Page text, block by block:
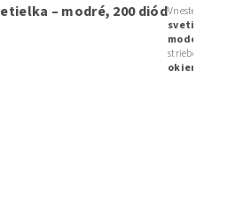
– modré, 200 diódVneste do
svetielka s 8
modernú
strieborné či
okien, krbu